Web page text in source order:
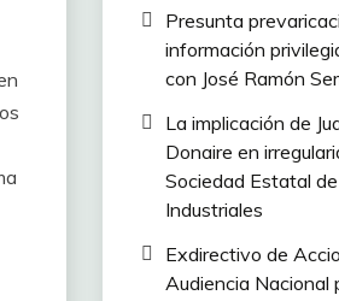
Presunta
información
con José Ramón
La implicación de
Donaire en
Sociedad Estatal
Industriales
Exdirectivo de
Audiencia Nacional